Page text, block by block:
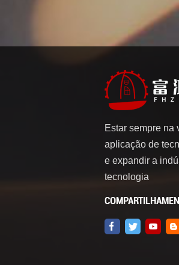
Estar sempre na
aplicação de
e expandir a
tecnologia